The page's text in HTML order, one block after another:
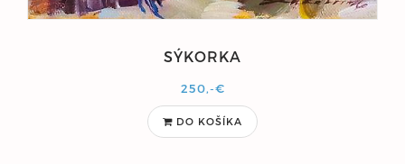
SÝKORKA
250,-€
DO KOŠÍKA